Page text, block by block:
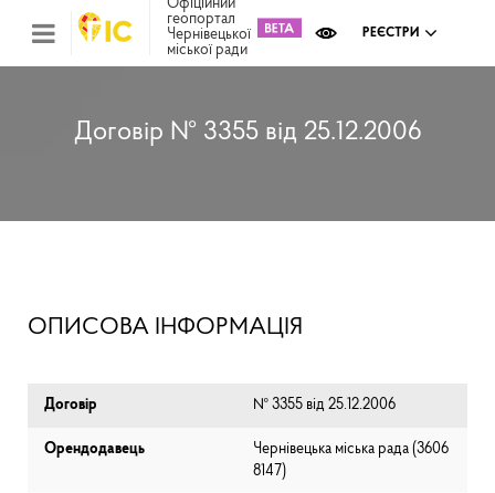
Офіційний
геопортал
Чернівецької
міської ради
РЕЄСТРИ
Договір № 3355 від 25.12.2006
ОПИСОВА ІНФОРМАЦІЯ
Договір № 3355 від 25.12.2006
Орендодавець
Чернівецька міська рада (⁨3606
8147⁩)